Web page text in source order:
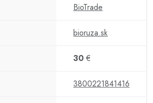
BioTrade
bioruza.sk
30 €
3800221841416